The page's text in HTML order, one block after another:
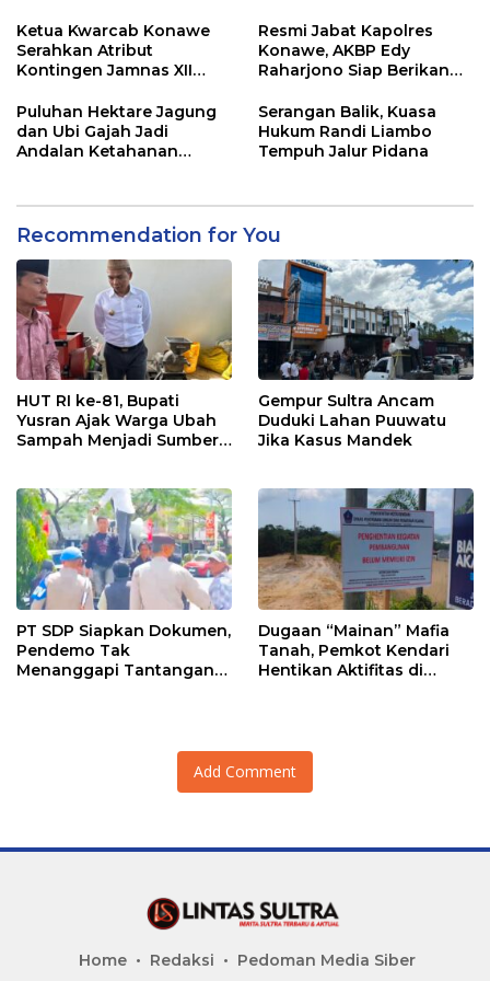
Ketua Kwarcab Konawe
Serahkan Atribut
Kontingen Jamnas XII
Resmi Jabat Kapolres
Konawe, AKBP Edy
Raharjono Siap Berikan
Puluhan Hektare Jagung
dan Ubi Gajah Jadi
Andalan Ketahanan
Serangan Balik, Kuasa
Hukum Randi Liambo
Tempuh Jalur Pidana
Recommendation for You
HUT RI ke-81, Bupati
Yusran Ajak Warga Ubah
Sampah Menjadi Sumber
Gempur Sultra Ancam
Duduki Lahan Puuwatu
Jika Kasus Mandek
PT SDP Siapkan Dokumen,
Pendemo Tak
Menanggapi Tantangan
Dugaan “Mainan” Mafia
Tanah, Pemkot Kendari
Hentikan Aktifitas di
Add Comment
Home Redaksi Pedoman Media Siber